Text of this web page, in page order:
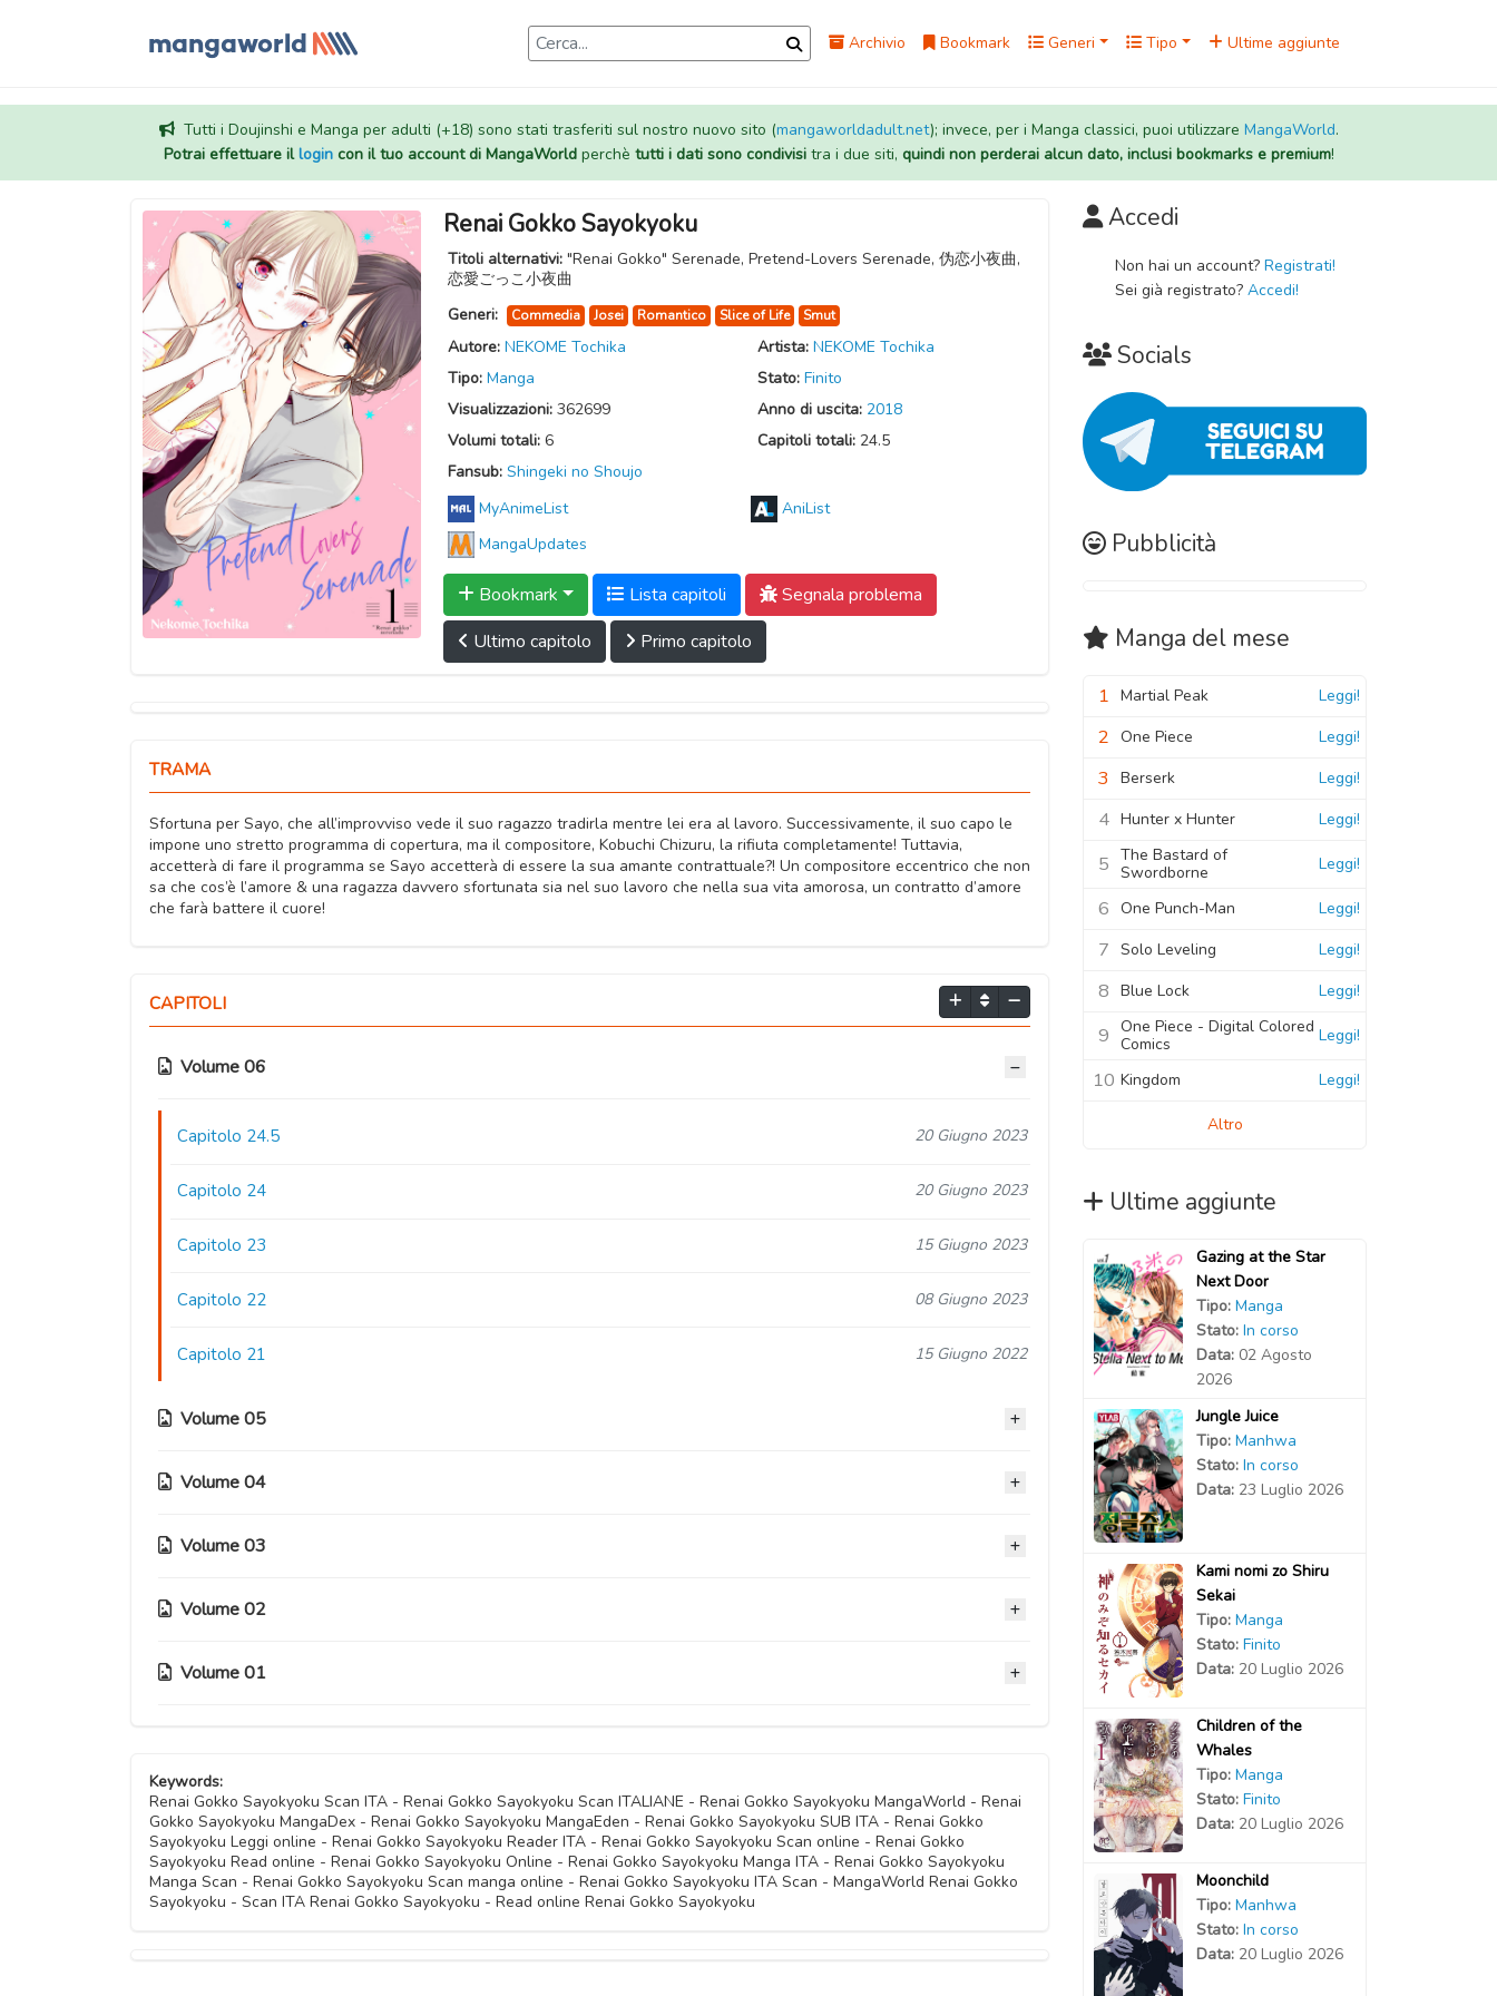
Archivio Bookmark Generi Tipo Ultime aggiunte
Tutti i Doujinshi e Manga per adulti (+18) sono stati trasferiti sul nostro nuovo sito (mangaworldadult.net); invece, per i Manga classici, puoi utilizzare MangaWorld.
Potrai effettuare illogincon il tuo account di MangaWorldperchè tutti i dati sono condivisitra i due siti, quindi non perderai alcun dato, inclusi bookmarks e premium!
Renai Gokko Sayokyoku
Titoli alternativi: "Renai Gokko" Serenade, Pretend-Lovers Serenade, 伪恋小夜曲,
恋愛ごっこ小夜曲
Generi:
Commedia Josei Romantico Slice of Life Smut
Autore: NEKOME Tochika Artista: NEKOME Tochika
Tipo: Manga Stato: Finito
Visualizzazioni: 362699 Anno di uscita: 2018
Volumi totali: 6 Capitoli totali: 24.5
Fansub: Shingeki no Shoujo
MyAnimeList
AniList
MangaUpdates
Bookmark Lista capitoli
Segnala problema
Ultimo capitolo
Primo capitolo
TRAMA
Sfortuna per Sayo, che all’improvviso vede il suo ragazzo tradirla mentre lei era al lavoro. Successivamente, il suo capo le
impone uno stretto programma di copertura, ma il compositore, Kobuchi Chizuru, la rifiuta completamente! Tuttavia,
accetterà di fare il programma se Sayo accetterà di essere la sua amante contrattuale?! Un compositore eccentrico che non
sa che cos’è l’amore & una ragazza davvero sfortunata sia nel suo lavoro che nella sua vita amorosa, un contratto d’amore
che farà battere il cuore!
CAPITOLI
Volume 06
Capitolo 24.5 20 Giugno 2023
Capitolo 24 20 Giugno 2023
Capitolo 23 15 Giugno 2023
Capitolo 22 08 Giugno 2023
Capitolo 21 15 Giugno 2022
Volume 05
Capitolo 20 18 Maggio 2022
Capitolo 19 27 Aprile 2022
Capitolo 18
Volume 04
Capitolo 16 04 Marzo 2021
Capitolo 15 11 Febbraio 2021
Capitolo 14
Volume 03
Capitolo 12 06 Gennaio 2021
Capitolo 11 28 Dicembre 2020
Volume 02
Capitolo 09 14 Dicembre 2020
Capitolo 07
Capitolo 06 09 Novembre 2020
Capitolo 05
Volume 01
Capitolo 03 04 Novembre 2020
Capitolo 02 04 Novembre 2020
Capitolo 01
Keywords:
Renai Gokko Sayokyoku Scan ITA - Renai Gokko Sayokyoku Scan ITALIANE - Renai Gokko Sayokyoku MangaWorld - Renai
Gokko Sayokyoku MangaDex - Renai Gokko Sayokyoku MangaEden - Renai Gokko Sayokyoku SUB ITA - Renai Gokko
Sayokyoku Leggi online - Renai Gokko Sayokyoku Reader ITA - Renai Gokko Sayokyoku Scan online - Renai Gokko
Sayokyoku Read online - Renai Gokko Sayokyoku Online - Renai Gokko Sayokyoku Manga ITA - Renai Gokko Sayokyoku
Manga Scan - Renai Gokko Sayokyoku Scan manga online - Renai Gokko Sayokyoku ITA Scan - MangaWorld Renai Gokko
Sayokyoku - Scan ITA Renai Gokko Sayokyoku - Read online Renai Gokko Sayokyoku
Accedi
Non hai un account? Registrati!
Sei già registrato? Accedi!
Socials
Pubblicità
Manga del mese
1 Martial Peak Leggi!
2 One Piece Leggi!
3 Berserk Leggi!
4 Hunter x Hunter Leggi!
5 The Bastard of
Swordborne
Leggi!
6 One Punch-Man Leggi!
7 Solo Leveling Leggi!
8 Blue Lock Leggi!
9 One Piece - Digital Colored
Comics
Leggi!
10 Kingdom Leggi!
Altro
Ultime aggiunte
Gazing at the Star
Next Door
Tipo: Manga
Stato: In corso
Data: 02 Agosto
2026
Jungle Juice
Tipo: Manhwa
Stato: In corso
Data: 23 Luglio 2026
Kami nomi zo Shiru
Sekai
Tipo: Manga
Stato: Finito
Data: 20 Luglio 2026
Children of the
Whales
Tipo: Manga
Stato: Finito
Data: 20 Luglio 2026
Moonchild
Tipo: Manhwa
Stato: In corso
Data: 20 Luglio 2026